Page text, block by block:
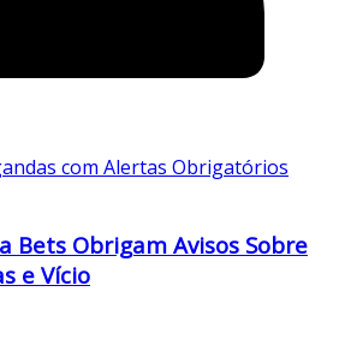
Bets Obrigam Avisos Sobre
e Vício